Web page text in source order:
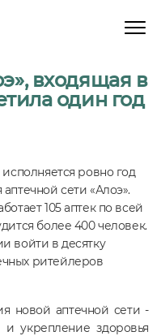
входящая в
один год
исполняется ровно год
сети «Алоэ».
105 аптек по всей
более 400 человек.
войти в десятку
ритейлеров
новой аптечной сети -
и укрепление здоровья